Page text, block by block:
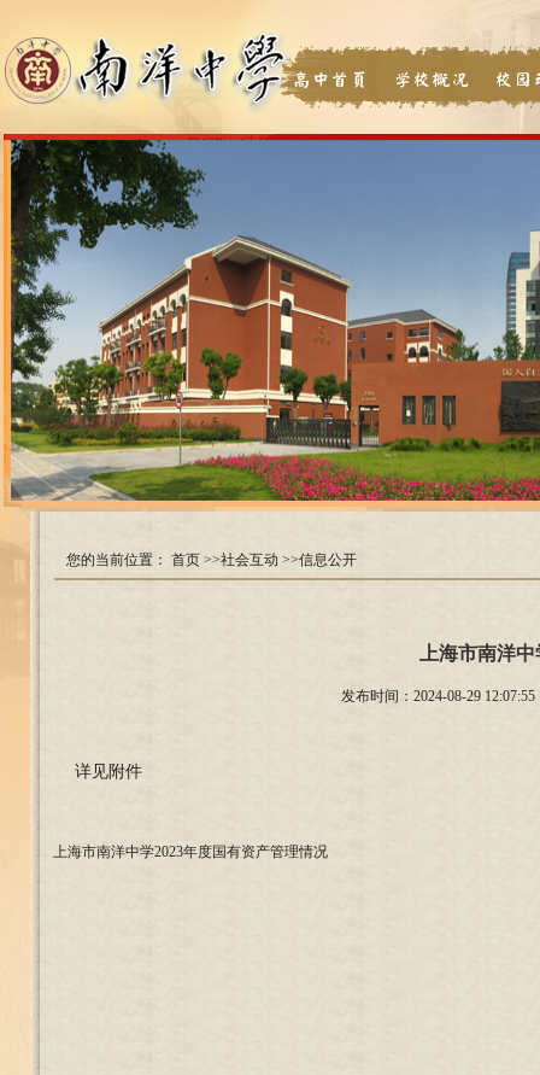
高中首页 学校概况 校园
您的当前位置： 首页 >>社会互动 >>信息公开
上海市南洋
发布时间：2024-08-29
详见附件
上海市南洋中学2023年度国有资产管理情况